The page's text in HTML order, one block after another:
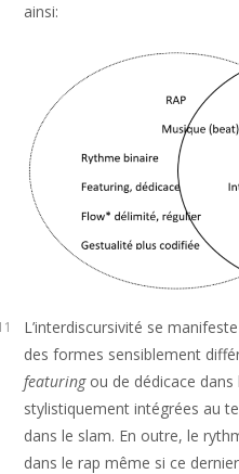
ainsi:
L’interdiscursivité se
des formes sensiblement
featuringou de dédicace dans
stylistiquement intégrées au
dans le slam. En outre, le
dans le rap même si ce